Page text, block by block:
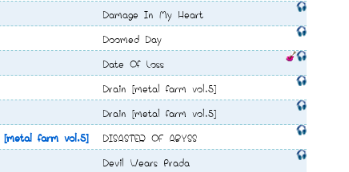
Damage In My Heart
Doomed Day
Date Of Loss
Drain [metal farm vol.5]
Drain [metal farm vol.5]
[metal farm vol.5]
DISASTER OF ABYSS
Devil Wears Prada